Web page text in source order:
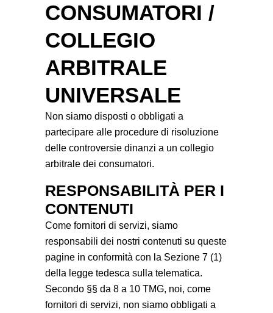
CONSUMATORI /
COLLEGIO
ARBITRALE
UNIVERSALE
Non siamo disposti o obbligati a
partecipare alle procedure di risoluzione
delle controversie dinanzi a un collegio
arbitrale dei consumatori.
RESPONSABILITÀ PER I
CONTENUTI
Come fornitori di servizi, siamo
responsabili dei nostri contenuti su queste
pagine in conformità con la Sezione 7 (1)
della legge tedesca sulla telematica.
Secondo §§ da 8 a 10 TMG, noi, come
fornitori di servizi, non siamo obbligati a